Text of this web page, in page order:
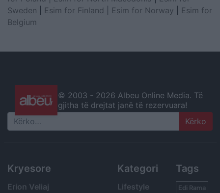
Sweden
Esim for Finland Esim for Norway
Esim for
Belgium
© 2003 - 2026 Albeu Online Media. Të
gjitha të drejtat janë të rezervuara!
Search
Kryesore
Erion Veliaj
Kategori
Lifestyle
Tags
Edi Rama